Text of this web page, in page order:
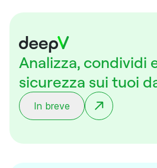
Analizza, condividi
sicurezza sui tuoi
In breve